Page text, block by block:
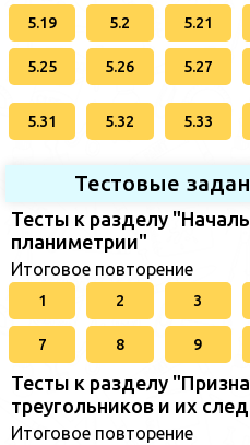
5.19 5.2 5.21
5.25 5.26 5.27
5.31 5.32 5.33
Тестовые
Тесты к разделу
планиметрии"
Итоговое повторение
1 2 3
7 8 9
Тесты к разделу
треугольников и их
Итоговое повторение